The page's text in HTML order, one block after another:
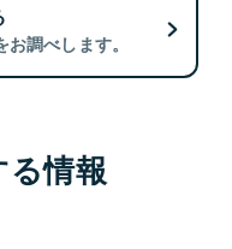
調べします。
情報